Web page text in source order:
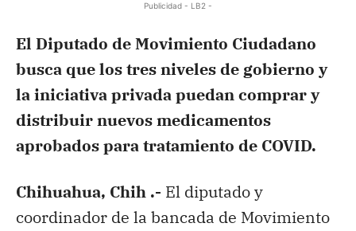
Publicidad - LB2 -
El Diputado de Movimiento Ciudadano
busca que los tres niveles de gobierno y
la iniciativa privada puedan comprar y
distribuir nuevos medicamentos
aprobados para tratamiento de COVID.
Chihuahua, Chih .- El diputado y
coordinador de la bancada de Movimiento